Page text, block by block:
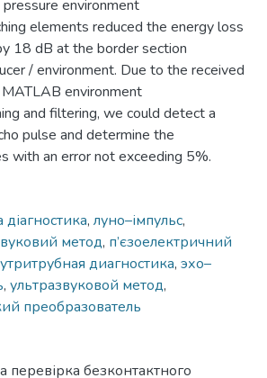
environment
elements reduced the energy loss
18 dB at the border section
/ environment. Due to the received
environment
and filtering, we could detect a
pulse and determine the
with an error not exceeding 5%.
, луно–імпульс,
метод, п’єзоелектричний
диагностика, эхо–
, ультразвуковой метод,
преобразователь
перевірка безконтактного